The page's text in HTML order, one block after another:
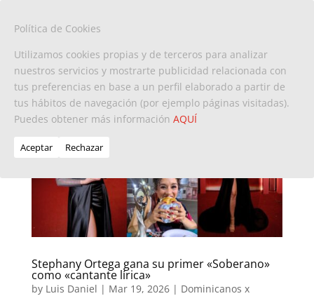
Stephany Ortega gana su primer «Soberano»
como «cantante lírica»
by Luis Daniel | Mar 19, 2026| Dominicanos x
Política de Cookies
Utilizamos cookies propias y de terceros para analizar
nuestros servicios y mostrarte publicidad relacionada con
tus preferencias en base a un perfil elaborado a partir de
tus hábitos de navegación (por ejemplo páginas visitadas).
Puedes obtener más información AQUÍ
Aceptar Rechazar